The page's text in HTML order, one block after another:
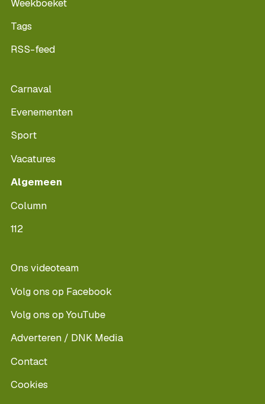
Weekboeket
Tags
RSS-feed
Carnaval
Evenementen
Sport
Vacatures
Algemeen
Column
112
Ons videoteam
Volg ons op Facebook
Volg ons op YouTube
Adverteren / DNK Media
Contact
Cookies